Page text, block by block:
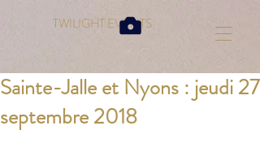
TWILIGHT EVENTS
Sainte-Jalle et Nyons : jeudi 27
septembre 2018